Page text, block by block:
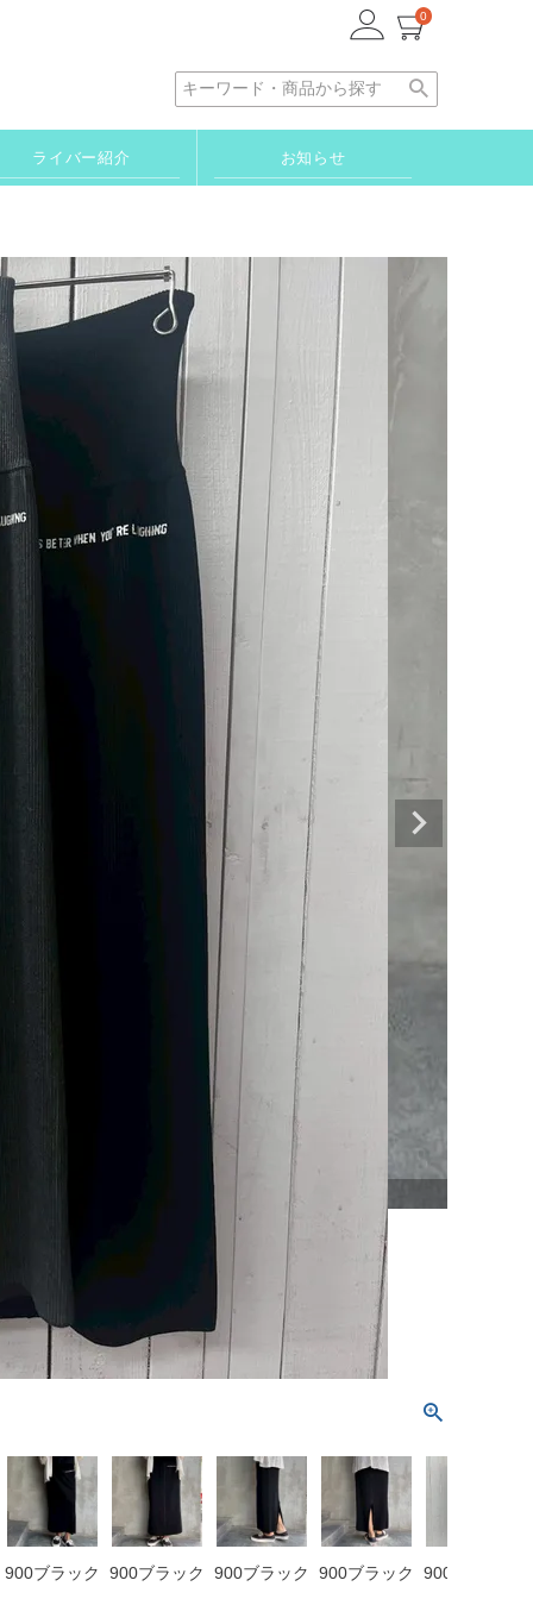
0
ライバー紹介 お知らせ
900ブラック 900ブラック 900ブラック 900ブラック 900ブラック